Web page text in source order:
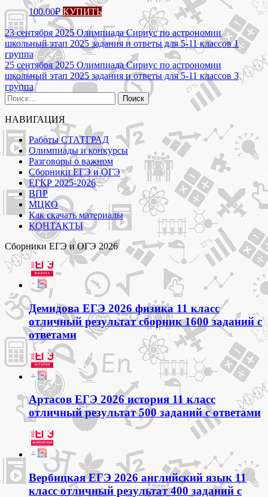
100.00₽ КУПИТЬ
Навигация
по
записям
23 сентября 2025 Олимпиада Сириус по астрономии
школьный этап 2025 задания и ответы для 5-11 классов 1
группа
25 сентября 2025 Олимпиада Сириус по астрономии
школьный этап 2025 задания и ответы для 5-11 классов 3
группа
Найти:
НАВИГАЦИЯ
Работы СТАТГРАД
Олимпиады и конкурсы
Разговоры о важном
Сборники ЕГЭ и ОГЭ
ЕГКР 2025-2026
ВПР
МЦКО
Как скачать материалы
КОНТАКТЫ
Сборники ЕГЭ и ОГЭ 2026
Демидова ЕГЭ 2026 физика 11 класс
отличный результат сборник 1600 заданий с
ответами
Артасов ЕГЭ 2026 история 11 класс
отличный результат 500 заданий с ответами
Вербицкая ЕГЭ 2026 английский язык 11
класс отличный результат 400 заданий с